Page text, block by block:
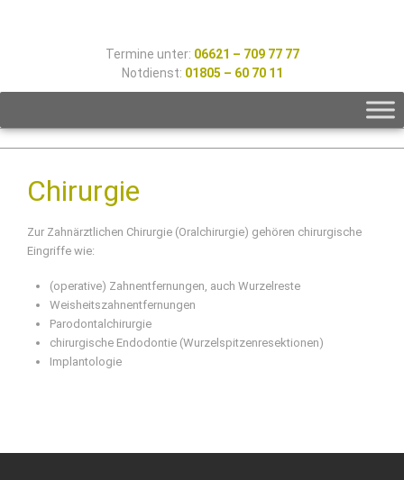
Termine unter: 06621 – 709 77 77
Notdienst: 01805 – 60 70 11
Chirurgie
Zur Zahnärztlichen Chirurgie (Oralchirurgie) gehören chirurgische
Eingriffe wie:
(operative) Zahnentfernungen, auch Wurzelreste
Weisheitszahnentfernungen
Parodontalchirurgie
chirurgische Endodontie (Wurzelspitzenresektionen)
Implantologie